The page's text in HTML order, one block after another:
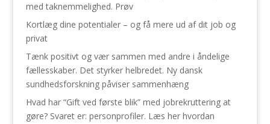
med taknemmelighed. Prøv
Kortlæg dine potentialer – og få mere ud af dit job og
privat
Tænk positivt og vær sammen med andre i åndelige
fællesskaber. Det styrker helbredet. Ny dansk
sundhedsforskning påviser sammenhæng
Hvad har “Gift ved første blik” med jobrekruttering at
gøre? Svaret er: personprofiler. Læs her hvordan